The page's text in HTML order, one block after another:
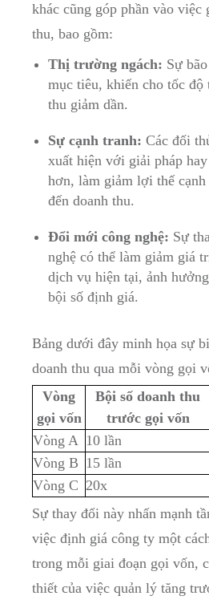
khác cũng góp phần vào việc
thu, bao gồm:
Thị trường ngách: Sự
mục tiêu, khiến cho tốc độ
thu giảm dần.
Sự cạnh tranh: Các đối
xuất hiện với giải pháp
hơn, làm giảm lợi thế cạnh
đến doanh thu.
Đổi mới công nghệ: Sự
nghệ có thể làm giảm giá
dịch vụ hiện tại, ảnh
bội số định giá.
Bảng dưới đây minh họa sự
doanh thu qua mỗi vòng gọi
Vòng
gọi vốn
Bội số doanh thu
trước gọi vốn
Vòng A 10 lần
Vòng B 15 lần
Vòng C 20x
Sự thay đổi này nhấn mạnh
việc định giá công ty một
trong mỗi giai đoạn gọi vốn,
thiết của việc quản lý tăng